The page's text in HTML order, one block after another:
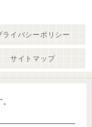
ライバシーポリシー
サイトマップ